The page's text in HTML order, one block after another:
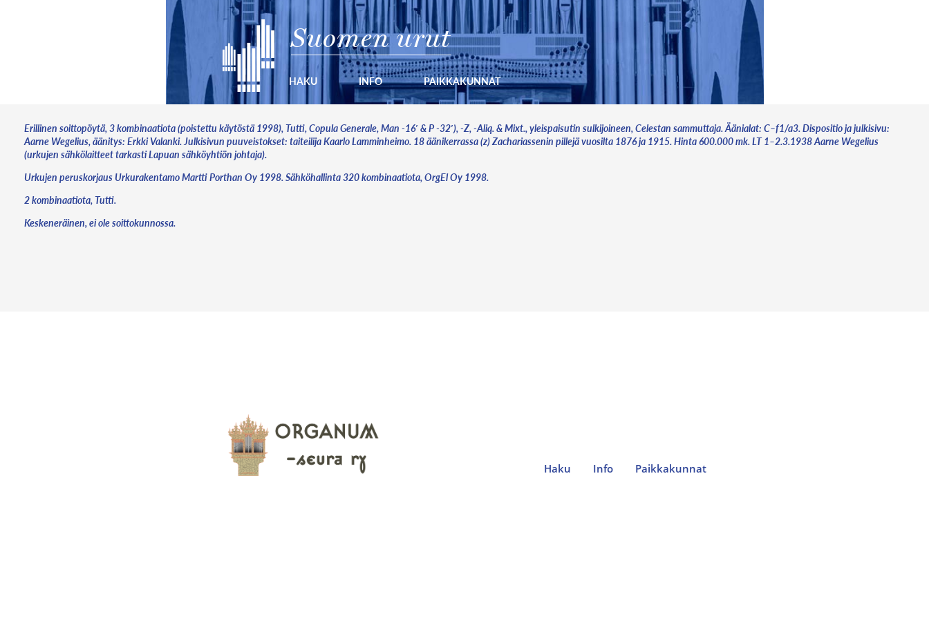
Suomen urut
HAKU INFO PAIKKAKUNNAT
Erillinen soittopöytä, 3 kombinaatiota (poistettu käytöstä 1998), Tutti, Copula Generale, Man -16′ & P -32′), -Z, -Aliq. & Mixt., yleispaisutin sulkijoineen, Celestan sammuttaja. Äänialat: C–f1/a3. Dispositio ja julkisivu:
Aarne Wegelius, äänitys: Erkki Valanki. Julkisivun puuveistokset: taiteilija Kaarlo Lamminheimo. 18 äänikerrassa (z) Zachariassenin pillejä vuosilta 1876 ja 1915. Hinta 600.000 mk. LT 1–2.3.1938 Aarne Wegelius
(urkujen sähkölaitteet tarkasti Lapuan sähköyhtiön johtaja).
Urkujen peruskorjaus Urkurakentamo Martti Porthan Oy 1998. Sähköhallinta 320 kombinaatiota, OrgEl Oy 1998.
2 kombinaatiota, Tutti.
Keskeneräinen, ei ole soittokunnossa.
Haku Info Paikkakunnat